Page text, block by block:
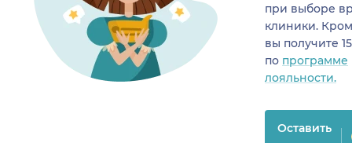
при выборе
клиники.
вы получите
по программе
лояльности.
Оставить